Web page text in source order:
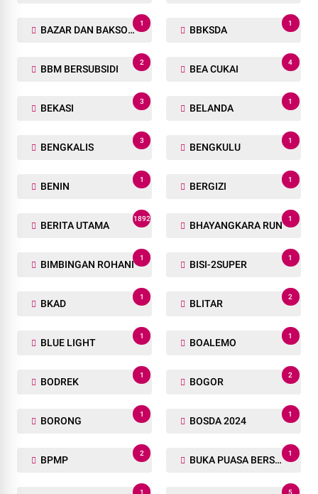
BAZAR DAN BAKSOS RAMADHAN
1
BBKSDA
1
BBM BERSUBSIDI
2
BEA CUKAI
4
BEKASI
3
BELANDA
1
BENGKALIS
3
BENGKULU
1
BENIN
1
BERGIZI
1
BERITA UTAMA
1892
BHAYANGKARA RUN
1
BIMBINGAN ROHANI
1
BISI-2SUPER
1
BKAD
1
BLITAR
2
BLUE LIGHT
1
BOALEMO
1
BODREK
1
BOGOR
2
BORONG
1
BOSDA 2024
1
BPMP
2
BUKA PUASA BERSAMA
1
1 5